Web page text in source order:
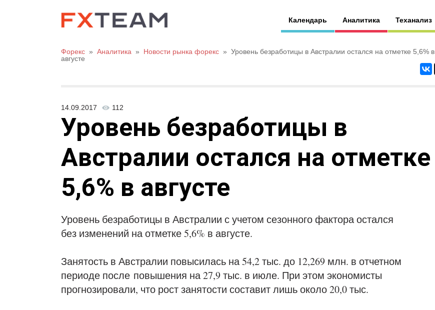
Календарь Аналитика Теханализ
Форекс » Аналитика » Новости рынка форекс » Уровень безработицы в Австралии остался на отметке 5,6% в
августе
14.09.2017 112
Уровень безработицы в
Австралии остался на отметке
5,6% в августе
Уровень безработицы в Австралии с учетом сезонного фактора остался
без изменений на отметке 5,6% в августе.
Занятость в Австралии повысилась на 54,2 тыс. до 12,269 млн. в отчетном
периоде после повышения на 27,9 тыс. в июле. При этом экономисты
прогнозировали, что рост занятости составит лишь около 20,0 тыс.